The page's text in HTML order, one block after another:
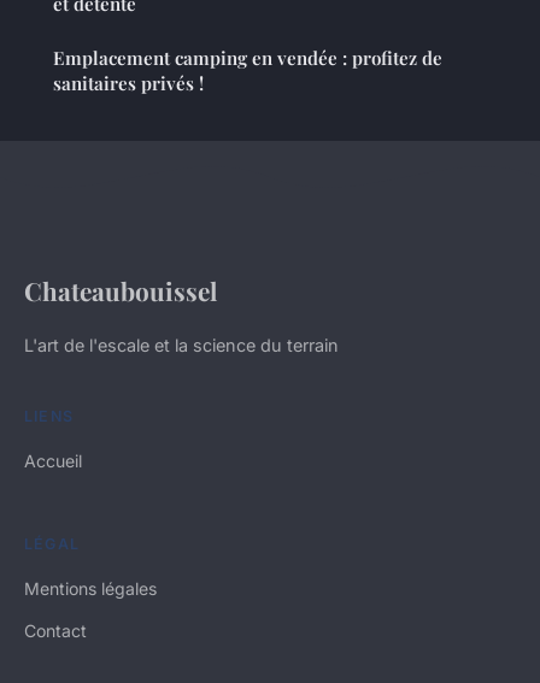
Emplacement camping en vendée : profitez de
sanitaires privés !
Chateaubouissel
L'art de l'escale et la science du terrain
LIENS
Accueil
LÉGAL
Mentions légales
Contact